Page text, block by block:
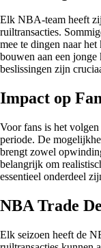
Elk NBA-team heeft
ruiltransacties.
mee te dingen naar
bouwen aan een jonge
beslissingen zijn
Impact op
Voor fans is het
periode. De
brengt zowel
belangrijk om
essentieel onderdeel
NBA Trade
Elk seizoen heeft de